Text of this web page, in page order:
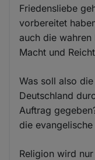
Friedensliebe
vorbereitet
auch die wahren
Macht und
Was soll also
Deutschland
Auftrag
die evangelische
Religion wird